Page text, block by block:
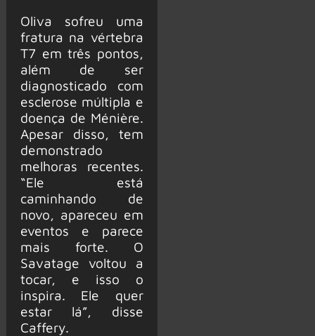
Oliva sofreu uma
fratura na vértebra
T7 em três pontos,
além de ser
diagnosticado com
esclerose múltipla e
doença de Ménière.
Apesar disso, tem
demonstrado
melhoras recentes.
“Ele está
caminhando de
novo, apareceu em
eventos e parece
mais forte. O
Savatage voltou a
tocar, e isso o
inspira. Ele quer
estar lá”, disse
Caffery.